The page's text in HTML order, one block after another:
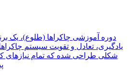
دوره آموزشی چاکراها (طلوع)، یک
یادگیری، تعادل و تقویت سیستم
شکلی طراحی شده که تمام نیازهای